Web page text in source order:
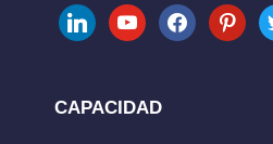
linkedinyoutubefacebookpinterest
CAPACIDAD